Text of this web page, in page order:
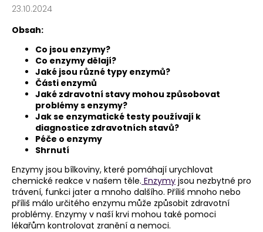
23.10.2024
Obsah:
Co jsou enzymy?
Co enzymy dělají?
Jaké jsou různé typy enzymů?
Části enzymů
Jaké zdravotní stavy mohou způsobovat
problémy s enzymy?
Jak se enzymatické testy používají k
diagnostice zdravotních stavů?
Péče o enzymy
Shrnutí
Enzymy jsou bílkoviny, které pomáhají urychlovat
chemické reakce v našem těle. Enzymy jsou nezbytné pro
trávení, funkci jater a mnoho dalšího. Příliš mnoho nebo
příliš málo určitého enzymu může způsobit zdravotní
problémy. Enzymy v naší krvi mohou také pomoci
lékařům kontrolovat zranění a nemoci.
o
t
a
j
í
t